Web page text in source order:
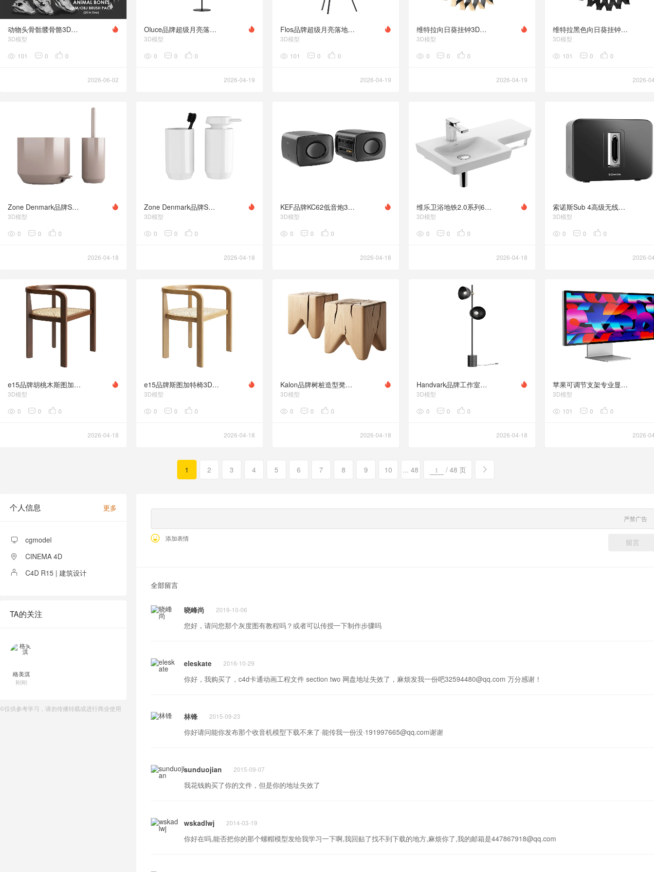
动物头骨骷髅骨骼3D模型合集 Artstation – Animal Bones Collection IMM\Stl\Obj Brush Pack 21 in One Vol.1
3D模型
101 0 0
2026-06-02
Oluce品牌超级月亮落地灯3D模型素材下载Superluna Floor Lamp by Oluce
3D模型
0 0 0
2026-04-19
Flos品牌超级月亮落地灯3D模型素材下载Superloon Floor Lamp by Flos
3D模型
101 0 0
2026-04-19
维特拉向日葵挂钟3D模型素材下载Sunflower Wall Clock by Vitra
3D模型
0 0 0
2026-04-19
维特拉黑色向日葵挂钟3D模型素材下载Sunflower Black Wall Clock by Vitra
3D模型
101 0 0
2026-
Zone Denmark品牌SUII系列脚踏垃圾桶和马桶刷3D模型素材下载SUII Pedal Bin and Toile
3D模型
0 0 0
2026-04-18
Zone Denmark品牌SUII系列马克杯和皂液器3D模型素材下载SUII Mug and Soap Dispenser
3D模型
0 0 0
2026-04-18
KEF品牌KC62低音炮3D模型素材下载Subwoofer KC62 by KEF
3D模型
0 0 0
2026-04-18
维乐卫浴地铁2.0系列63x35.5cm洗脸盆3D模型素材下载Subway 2.0 Washbasin 630x355 by
3D模型
0 0 0
2026-04-18
索诺斯Sub 4高级无线重低音音箱3D模型素材下载Sub 4 Premium Wireless Subwoofer by S
3D模型
0 0 0
2026-
e15品牌胡桃木斯图加特椅3D模型素材下载Stuttgart Chair Walnut by e15
3D模型
0 0 0
2026-04-18
e15品牌斯图加特椅3D模型素材下载Stuttgart Chair by e15
3D模型
0 0 0
2026-04-18
Kalon品牌树桩造型凳子3D模型素材下载Stump Stool by Kalon
3D模型
0 0 0
2026-04-18
Handvark品牌工作室落地灯3D模型素材下载Studio Floor Lamp by Handvark
3D模型
0 0 0
2026-04-18
苹果可调节支架专业显示器2022版3D模型素材下载Studio Display with Adjustable Stand
3D模型
101 0 0
2026-
1 2 3 4 5 6 7 8 9 10 ... 48 / 48 页
个人信息 更多
cgmodel
CINEMA 4D
C4D R15 | 建筑设计
TA的关注
格美淇
刚刚
©仅供参考学习，请勿传播转载或进行商业使用
严禁广告
添加表情
留言
全部留言
晓峰尚 2019-10-06
您好，请问您那个灰度图有教程吗？或者可以传授一下制作步骤吗
eleskate 2016-10-29
你好，我购买了，c4d卡通动画工程文件 section two 网盘地址失效了，麻烦发我一份吧32594480@qq.com 万分感谢！
林锋 2015-09-23
你好请问能你发布那个收音机模型下载不来了·能传我一份没·191997665@qq.com谢谢
sunduojian 2015-09-07
我花钱购买了你的文件，但是你的地址失效了
wskadlwj 2014-03-19
你好在吗,能否把你的那个螺帽模型发给我学习一下啊,我回贴了找不到下载的地方,麻烦你了,我的邮箱是447867918@qq.com